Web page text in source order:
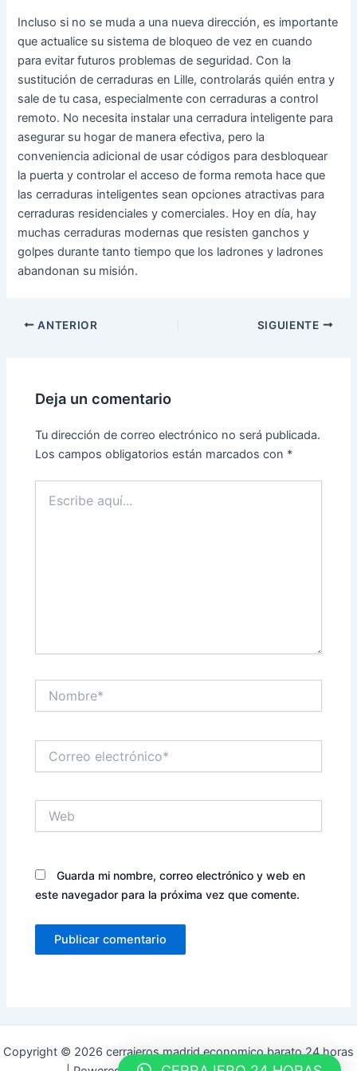
Incluso si no se muda a una nueva dirección, es importante
que actualice su sistema de bloqueo de vez en cuando
para evitar futuros problemas de seguridad. Con la
sustitución de cerraduras en Lille, controlarás quién entra y
sale de tu casa, especialmente con cerraduras a control
remoto. No necesita instalar una cerradura inteligente para
asegurar su hogar de manera efectiva, pero la
conveniencia adicional de usar códigos para desbloquear
la puerta y controlar el acceso de forma remota hace que
las cerraduras inteligentes sean opciones atractivas para
cerraduras residenciales y comerciales. Hoy en día, hay
muchas cerraduras modernas que resisten ganchos y
golpes durante tanto tiempo que los ladrones y ladrones
abandonan su misión.
ANTERIOR SIGUIENTE
Deja un comentario
Tu dirección de correo electrónico no será publicada.
Los campos obligatorios están marcados con *
aquí...
electrónico*
Guarda mi nombre, correo electrónico y web en
este navegador para la próxima vez que comente.
Copyright © 2026 cerrajeros madrid economico barato 24 horas